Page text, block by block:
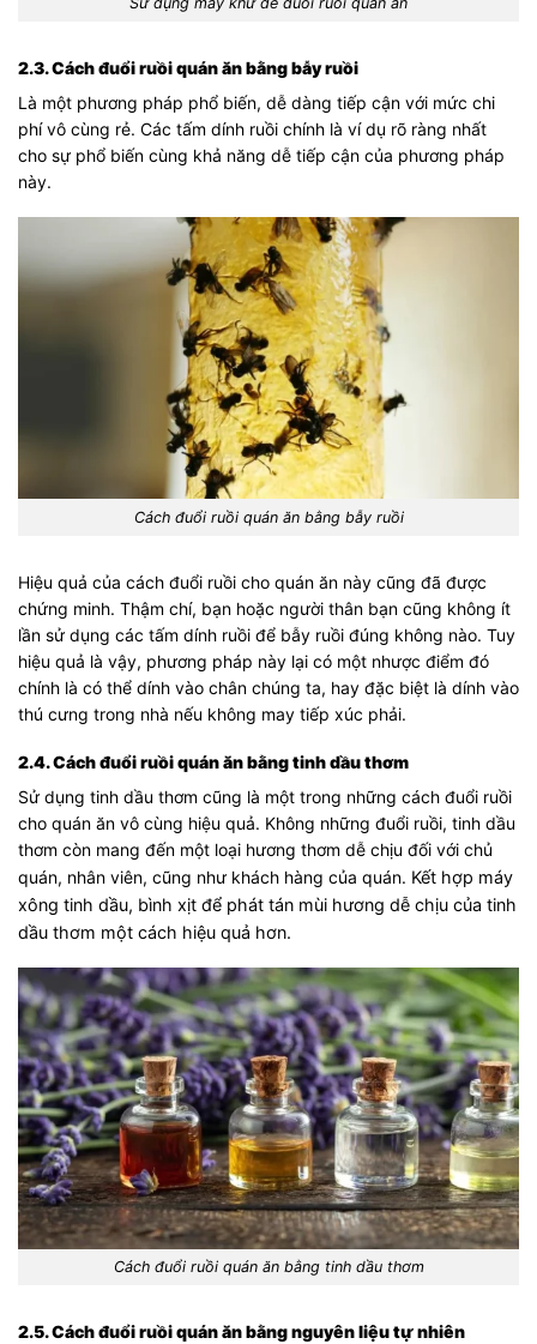
2.3. Cách đuổi ruồi quán ăn bằng bẫy ruồi
Là một phương pháp phổ biến, dễ dàng tiếp cận với mức chi
phí vô cùng rẻ. Các tấm dính ruồi chính là ví dụ rõ ràng nhất
cho sự phổ biến cùng khả năng dễ tiếp cận của phương pháp
này.
Cách đuổi ruồi quán ăn bằng bẫy ruồi
Hiệu quả của cách đuổi ruồi cho quán ăn này cũng đã được
chứng minh. Thậm chí, bạn hoặc người thân bạn cũng không ít
lần sử dụng các tấm dính ruồi để bẫy ruồi đúng không nào. Tuy
hiệu quả là vậy, phương pháp này lại có một nhược điểm đó
chính là có thể dính vào chân chúng ta, hay đặc biệt là dính vào
thú cưng trong nhà nếu không may tiếp xúc phải.
2.4. Cách đuổi ruồi quán ăn bằng tinh dầu thơm
Sử dụng tinh dầu thơm cũng là một trong những cách đuổi ruồi
cho quán ăn vô cùng hiệu quả. Không những đuổi ruồi, tinh dầu
thơm còn mang đến một loại hương thơm dễ chịu đối với chủ
quán, nhân viên, cũng như khách hàng của quán. Kết hợp máy
xông tinh dầu, bình xịt để phát tán mùi hương dễ chịu của tinh
dầu thơm một cách hiệu quả hơn.
Cách đuổi ruồi quán ăn bằng tinh dầu thơm
2.5. Cách đuổi ruồi quán ăn bằng nguyên liệu tự nhiên